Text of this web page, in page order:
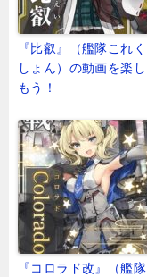
『比叡』（艦隊これく
しょん）の動画を楽し
もう！
『コロラド改』（艦隊